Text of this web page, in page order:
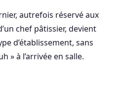
autrefois réservé aux
chef pâtissier, devient
d’établissement, sans
» à l’arrivée en salle.